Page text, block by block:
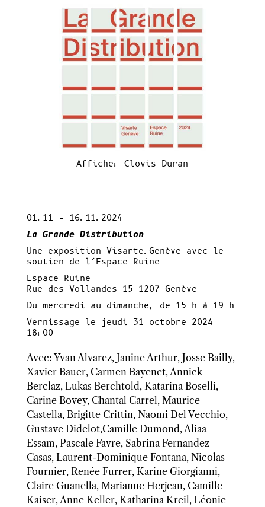
Affiche: Clovis Duran
01.11 – 16.11.2024
La Grande Distribution
Une exposition Visarte.Genève avec le
soutien de l’Espace Ruine
Espace Ruine
Rue des Vollandes 15 1207 Genève
Du mercredi au dimanche, de 15 h à 19 h
Vernissage le jeudi 31 octobre 2024 –
18:00
Avec: Yvan Alvarez, Janine Arthur, Josse Bailly,
Xavier Bauer, Carmen Bayenet, Annick
Berclaz, Lukas Berchtold, Katarina Boselli,
Carine Bovey, Chantal Carrel, Maurice
Castella, Brigitte Crittin, Naomi Del Vecchio,
Gustave Didelot,Camille Dumond, Aliaa
Essam, Pascale Favre, Sabrina Fernandez
Casas, Laurent-Dominique Fontana, Nicolas
Fournier, Renée Furrer, Karine Giorgianni,
Claire Guanella, Marianne Herjean, Camille
Kaiser, Anne Keller, Katharina Kreil, Léonie